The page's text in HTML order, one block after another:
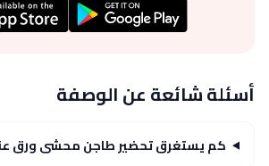
أسئلة شائعة عن الوصفة
كم يستغرق تحضير طاجن محشى ورق